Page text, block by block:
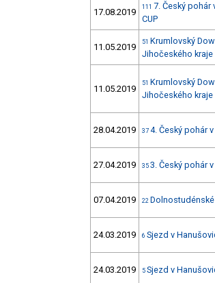
17.08.2019 111 7. Český pohár
CUP
11.05.2019 51 Krumlovský
Jihočeského kraje
11.05.2019
51 Krumlovský
Jihočeského kraje
28.04.2019 37 4. Český pohár
27.04.2019 35 3. Český pohár
07.04.2019 22
24.03.2019 6 Sjezd v
24.03.2019 5 Sjezd v